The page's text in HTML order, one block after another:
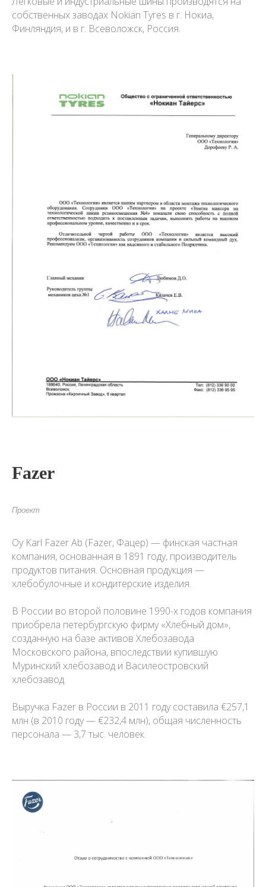
собственных заводах Nokian Tyres в г. Нокиа,
Финляндия, и в г. Всеволожск, Россия.
Fazer
Проект
Oy Karl Fazer Ab (Fazer, Фацер) — финская частная
компания, основанная в 1891 году, производитель
продуктов питания. Основная продукция —
хлебобулочные и кондитерские изделия.
В России во второй половине 1990-х годов компания
приобрела петербургскую фирму «Хлебный дом»,
созданную на базе активов Хлебозавода
Московского района, впоследствии купившую
Муринский хлебозавод и Василеостровский
хлебозавод.
Выручка Fazer в России в 2011 году составила €257,1
млн (в 2010 году — €232,4 млн), общая численность
персонала — 3,7 тыс. человек.